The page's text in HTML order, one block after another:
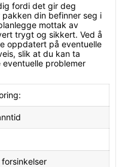
fordi det gir deg
din befinner seg i
mottak av
trygt og sikkert. Ved å
oppdatert på eventuelle
slik at du kan ta
problemer